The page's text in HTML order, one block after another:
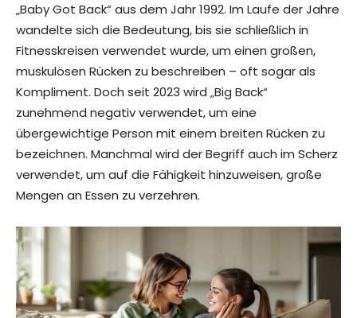
„Baby Got Back“ aus dem Jahr 1992. Im Laufe der Jahre
wandelte sich die Bedeutung, bis sie schließlich in
Fitnesskreisen verwendet wurde, um einen großen,
muskulösen Rücken zu beschreiben – oft sogar als
Kompliment. Doch seit 2023 wird „Big Back“
zunehmend negativ verwendet, um eine
übergewichtige Person mit einem breiten Rücken zu
bezeichnen. Manchmal wird der Begriff auch im Scherz
verwendet, um auf die Fähigkeit hinzuweisen, große
Mengen an Essen zu verzehren.